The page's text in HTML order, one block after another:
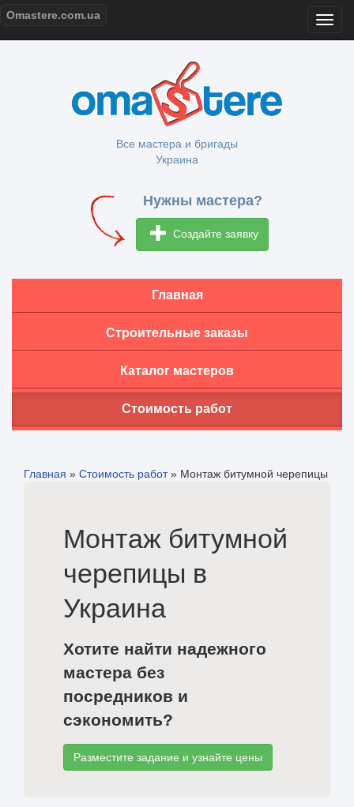
Omastere.com.ua
Все мастера и бригады
Украина
Нужны мастера?
Создайте заявку
Главная
Строительные заказы
Каталог мастеров
Стоимость работ
Главная » Стоимость работ» Монтаж битумной черепицы
Монтаж битумной
черепицы в
Украина
Хотите найти надежного
мастера без
посредников и
сэкономить?
Разместите задание и узнайте цены